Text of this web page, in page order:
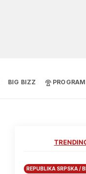
BIG BIZZ PROGRAM
REPUBLIKA SRPSKA /